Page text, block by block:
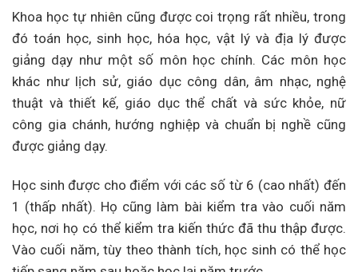
Khoa học tự nhiên cũng được coi trọng rất nhiều, trong
đó toán học, sinh học, hóa học, vật lý và địa lý được
giảng dạy như một số môn học chính. Các môn học
khác như lịch sử, giáo dục công dân, âm nhạc, nghệ
thuật và thiết kế, giáo dục thể chất và sức khỏe, nữ
công gia chánh, hướng nghiệp và chuẩn bị nghề cũng
được giảng dạy.
Học sinh được cho điểm với các số từ 6 (cao nhất) đến
1 (thấp nhất). Họ cũng làm bài kiểm tra vào cuối năm
học, nơi họ có thể kiểm tra kiến ​​thức đã thu thập được.
Vào cuối năm, tùy theo thành tích, học sinh có thể học